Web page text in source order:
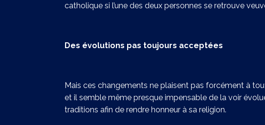
catholique si l’une des deux personnes se retrouve
Des évolutions pas toujours acceptées
Mais ces changements ne plaisent pas forcément à
et il semble même presque impensable de la voir
traditions afin de rendre honneur à sa religion.